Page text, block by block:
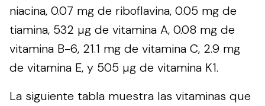
niacina, 0.07 mg de riboflavina, 0.05 mg de
tiamina, 532 µg de vitamina A, 0.08 mg de
vitamina B-6, 21.1 mg de vitamina C, 2.9 mg
de vitamina E, y 505 µg de vitamina K1.
La siguiente tabla muestra las vitaminas que